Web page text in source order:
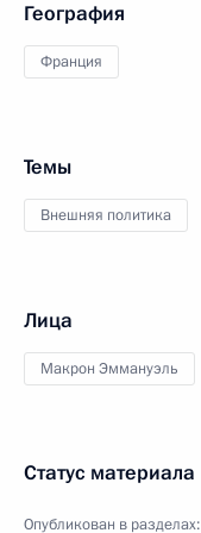
География
Франция
Темы
Внешняя политика
Лица
Макрон Эммануэль
Статус материала
Опубликован в разделах: